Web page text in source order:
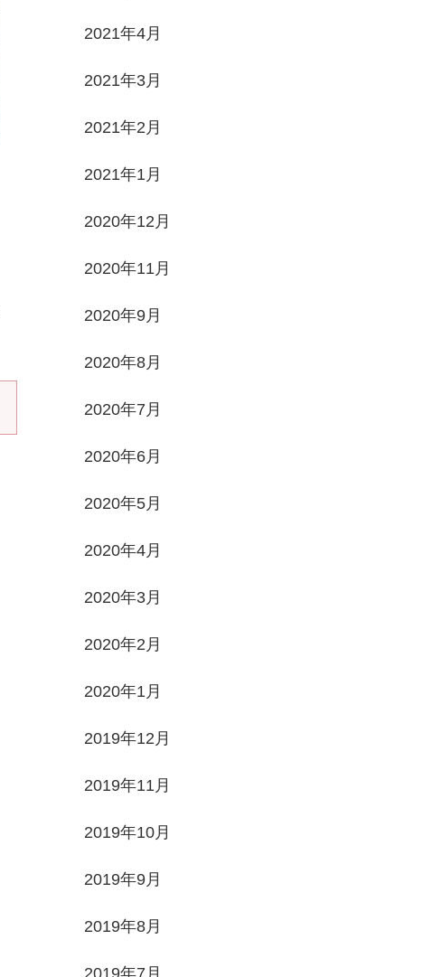
2021年4月
2021年3月
2021年2月
2021年1月
2020年12月
2020年11月
2020年9月
2020年8月
2020年7月
2020年6月
2020年5月
2020年4月
2020年3月
2020年2月
2020年1月
2019年12月
2019年11月
2019年10月
2019年9月
2019年8月